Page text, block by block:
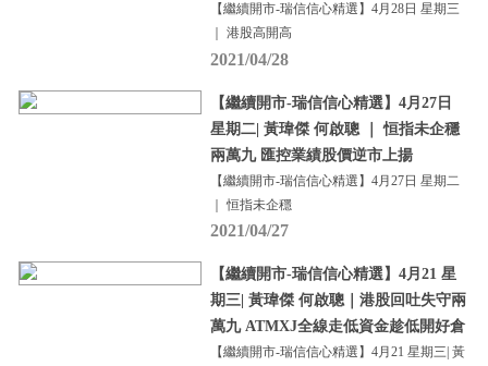
【繼續開市-瑞信信心精選】4月28日 星期三
｜ 港股高開高
2021/04/28
【繼續開市-瑞信信心精選】4月27日
星期二| 黃瑋傑 何啟聰 ｜ 恒指未企穩
兩萬九 匯控業績股價逆市上揚
【繼續開市-瑞信信心精選】4月27日 星期二
｜ 恒指未企穩
2021/04/27
【繼續開市-瑞信信心精選】4月21 星
期三| 黃瑋傑 何啟聰｜港股回吐失守兩
萬九 ATMXJ全線走低資金趁低開好倉
【繼續開市-瑞信信心精選】4月21 星期三| 黃